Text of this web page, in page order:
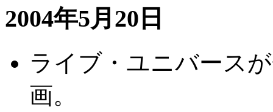
2004年5月20日
ライブ・ユニバース
画。